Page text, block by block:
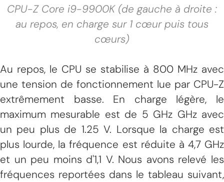
CPU-Z Core i9-9900K (de gauche à droite :
au repos, en charge sur 1 cœur puis tous
cœurs)
Au repos, le CPU se stabilise à 800 MHz avec
une tension de fonctionnement lue par CPU-Z
extrêmement basse. En charge légère, le
maximum mesurable est de 5 GHz GHz avec
un peu plus de 1.25 V. Lorsque la charge est
plus lourde, la fréquence est réduite à 4,7 GHz
et un peu moins d'1,1 V. Nous avons relevé les
fréquences reportées dans le tableau suivant,